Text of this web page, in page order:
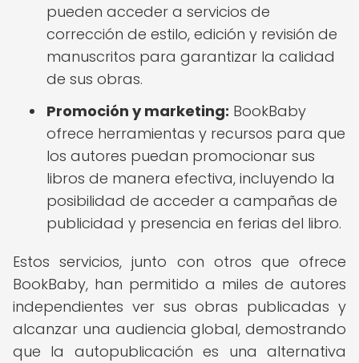
pueden acceder a servicios de
corrección de estilo, edición y revisión de
manuscritos para garantizar la calidad
de sus obras.
Promoción y marketing: BookBaby
ofrece herramientas y recursos para que
los autores puedan promocionar sus
libros de manera efectiva, incluyendo la
posibilidad de acceder a campañas de
publicidad y presencia en ferias del libro.
Estos servicios, junto con otros que ofrece
BookBaby, han permitido a miles de autores
independientes ver sus obras publicadas y
alcanzar una audiencia global, demostrando
que la autopublicación es una alternativa